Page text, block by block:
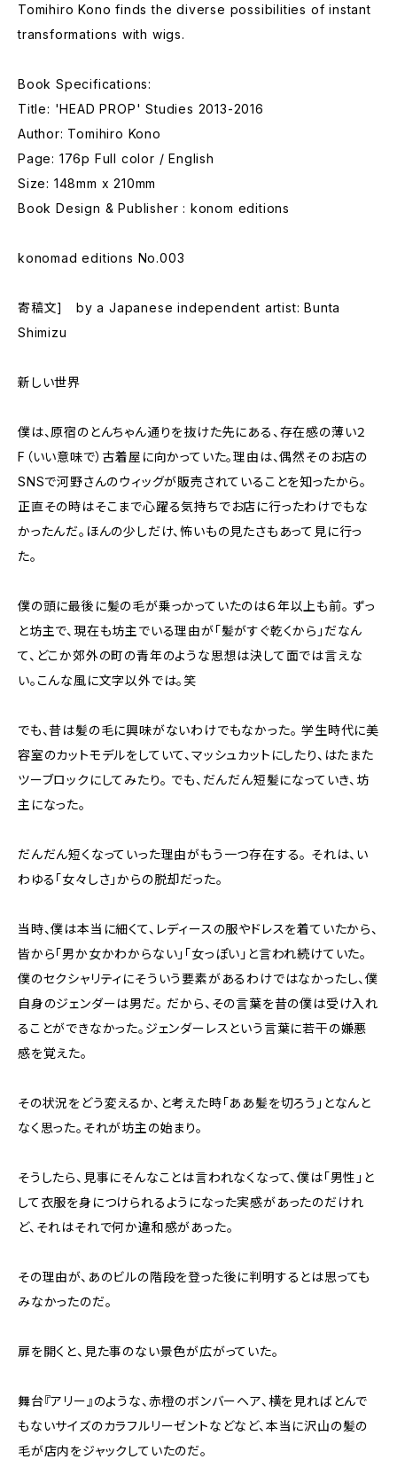
Tomihiro Kono finds the diverse possibilities of instant
transformations with wigs.
Book Specifications:
Title: 'HEAD PROP' Studies 2013-2016
Author: Tomihiro Kono
Page: 176p Full color / English
Size: 148mm x 210mm
Book Design & Publisher : konom editions
konomad editions No.003
寄稿文] by a Japanese independent artist: Bunta
Shimizu
新しい世界
僕は、原宿のとんちゃん通りを抜けた先にある、存在感の薄い２
F（いい意味で）古着屋に向かっていた。理由は、偶然そのお店の
SNSで河野さんのウィッグが販売されていることを知ったから。
正直その時はそこまで心躍る気持ちでお店に行ったわけでもな
かったんだ。ほんの少しだけ、怖いもの見たさもあって見に行っ
た。
僕の頭に最後に髪の毛が乗っかっていたのは６年以上も前。 ずっ
と坊主で、現在も坊主でいる理由が「髪がすぐ乾くから」だなん
て、どこか郊外の町の青年のような思想は決して面では言えな
い。こんな風に文字以外では。笑
でも、昔は髪の毛に興味がないわけでもなかった。 学生時代に美
容室のカットモデルをしていて、マッシュカットにしたり、はたまた
ツーブロックにしてみたり。 でも、だんだん短髪になっていき、坊
主になった。
だんだん短くなっていった理由がもう一つ存在する。 それは、い
わゆる「女々しさ」からの脱却だった。
当時、僕は本当に細くて、レディースの服やドレスを着ていたから、
皆から「男か女かわからない」「女っぽい」と言われ続けていた。
僕のセクシャリティにそういう要素があるわけではなかったし、僕
自身のジェンダーは男だ。 だから、その言葉を昔の僕は受け入れ
ることができなかった。ジェンダーレスという言葉に若干の嫌悪
感を覚えた。
その状況をどう変えるか、と考えた時「ああ髪を切ろう」となんと
なく思った。それが坊主の始まり。
そうしたら、見事にそんなことは言われなくなって、僕は「男性」と
して衣服を身につけられるようになった実感があったのだけれ
ど、それはそれで何か違和感があった。
その理由が、あのビルの階段を登った後に判明するとは思っても
みなかったのだ。
扉を開くと、見た事のない景色が広がっていた。
舞台『アリー』のような、赤橙のボンバーヘア、横を見ればとんで
もないサイズのカラフルリーゼントなどなど、本当に沢山の髪の
毛が店内をジャックしていたのだ。